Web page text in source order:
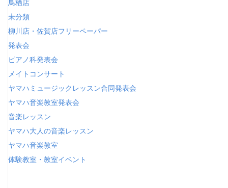
鳥栖店
未分類
柳川店・佐賀店フリーペーパー
発表会
ピアノ科発表会
メイトコンサート
ヤマハミュージックレッスン合同発表会
ヤマハ音楽教室発表会
音楽レッスン
ヤマハ大人の音楽レッスン
ヤマハ音楽教室
体験教室・教室イベント